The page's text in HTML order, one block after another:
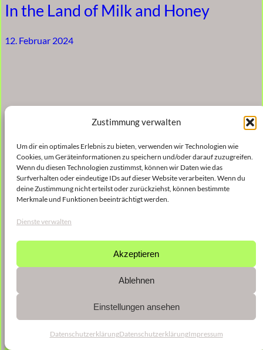
Zustimmung verwalten
Um dir ein optimales Erlebnis zu bieten, verwenden wir Technologien wie
Cookies, um Geräteinformationen zu speichern und/oder darauf zuzugreifen.
Wenn du diesen Technologien zustimmst, können wir Daten wie das
Surfverhalten oder eindeutige IDs auf dieser Website verarbeiten. Wenn du
deine Zustimmung nicht erteilst oder zurückziehst, können bestimmte
Merkmale und Funktionen beeinträchtigt werden.
Dienste verwalten
Akzeptieren
Ablehnen
Einstellungen ansehen
DatenschutzerklärungDatenschutzerklärungImpressum
In the Land of Milk and Honey
12. Februar 2024